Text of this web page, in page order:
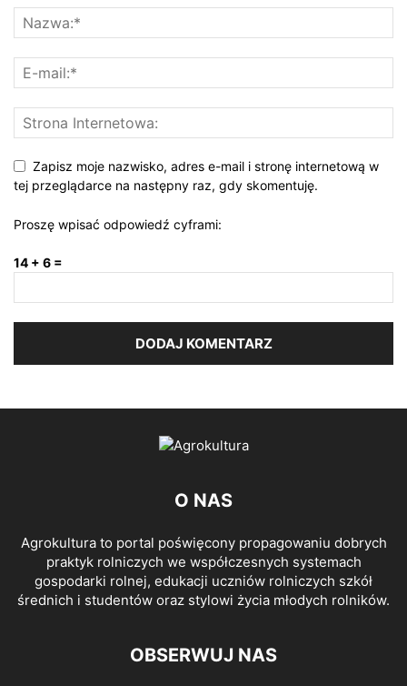
Zapisz moje nazwisko, adres e-mail i stronę internetową w
tej przeglądarce na następny raz, gdy skomentuję.
Proszę wpisać odpowiedź cyframi:
14 + 6 =
O NAS
Agrokultura to portal poświęcony propagowaniu dobrych
praktyk rolniczych we współczesnych systemach
gospodarki rolnej, edukacji uczniów rolniczych szkół
średnich i studentów oraz stylowi życia młodych rolników.
OBSERWUJ NAS